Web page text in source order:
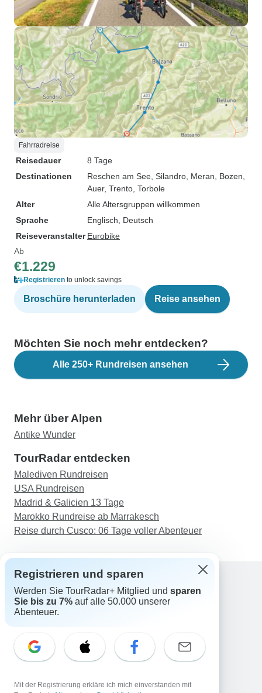
Fahrradreise
Reisedauer
8 Tage
Destinationen
Reschen am See , Silandro , Meran , Bozen
Auer, Trento , Torbole
Alter
Alle Altersgruppen willkommen
Sprache
Englisch, Deutsch
Reiseveranstalter Eurobike
Ab
€1.229
Registrieren to unlock savings
Broschüre herunterladen Reise ansehen
Möchten Sie noch mehr entdecken?
Alle 250+ Rundreisen ansehen
Mehr über Alpen
Antike Wunder
TourRadar entdecken
Malediven Rundreisen
USA Rundreisen
Madrid & Galicien 13 Tage
Marokko Rundreise ab Marrakesch
Reise durch Cusco: 06 Tage voller Abenteuer
Support
Kontakt
Schweiz +41 225 183 195
E-Mail: support@tourradar.com
EN DE ES FR NL
Registrieren und sparen
Werden Sie TourRadar+ Mitglied und sparen
Sie bis zu 7% auf alle 50.000 unserer
Abenteuer.
Mit der Registrierung erkläre ich mich einverstanden mit